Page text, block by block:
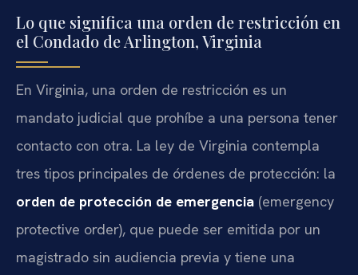
Lo que significa una orden de restricción en
el Condado de Arlington, Virginia
En Virginia, una orden de restricción es un
mandato judicial que prohíbe a una persona tener
contacto con otra. La ley de Virginia contempla
tres tipos principales de órdenes de protección: la
orden de protección de emergencia (emergency
protective order), que puede ser emitida por un
magistrado sin audiencia previa y tiene una